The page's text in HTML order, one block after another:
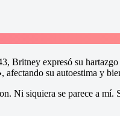
Britney expresó su
, afectando su autoestima y
Ni siquiera se parece a